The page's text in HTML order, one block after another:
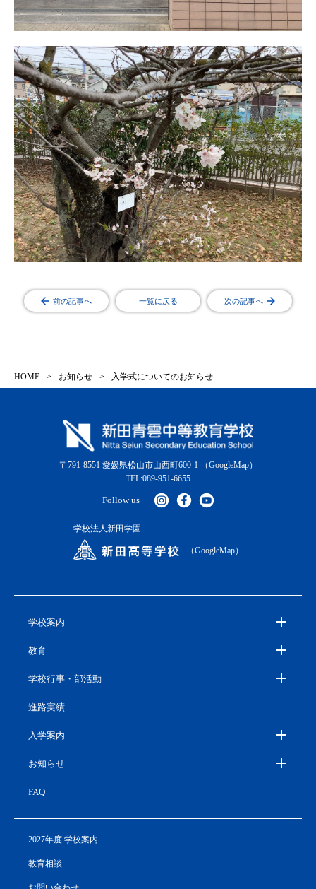
前の記事へ 一覧に戻る 次の記事へ
HOME お知らせ 入学式についてのお知らせ
〒791-8551 愛媛県松山市山西町600-1
（GoogleMap）
TEL:089-951-6655
Follow us
学校法人新田学園
（GoogleMap）
学校案内
教育
学校行事・部活動
進路実績
入学案内
お知らせ
FAQ
2027年度 学校案内
教育相談